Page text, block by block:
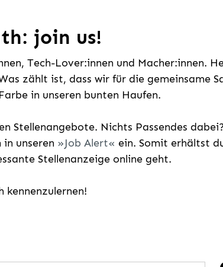
join us!
Tech-Lover:innen und Macher:innen.
zählt ist, dass wir für die gemeinsame
in unseren bunten Haufen.
Stellenangebote. Nichts Passendes
unseren Job Alert
ein. Somit erhältst
Stellenanzeige online geht.
kennenzulernen!